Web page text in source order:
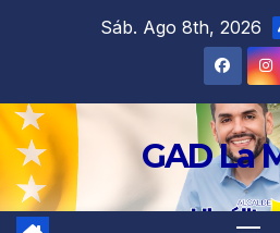
Sáb. Ago 8th, 2026
GAD La